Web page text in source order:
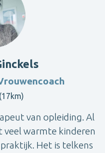
van opleiding. Al
veel warmte kinderen
Het is telkens